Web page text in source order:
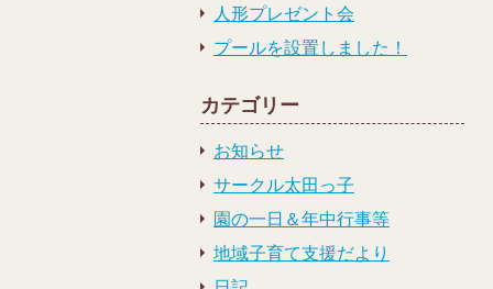
人形プレゼント会
プールを設置しました！
カテゴリー
お知らせ
サークル太田っ子
園の一日＆年中行事等
地域子育て支援だより